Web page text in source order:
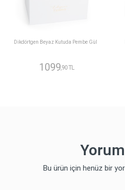
Dikdörtgen Beyaz Kutuda Pembe Gül
1099,90 TL
Bu ürün için henüz bir